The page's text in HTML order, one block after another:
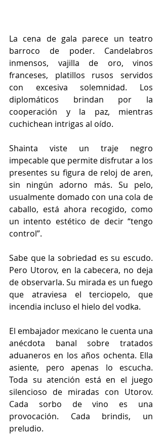
La cena de gala parece un teatro
barroco de poder. Candelabros
inmensos, vajilla de oro, vinos
franceses, platillos rusos servidos
con excesiva solemnidad. Los
diplomáticos brindan por la
cooperación y la paz, mientras
cuchichean intrigas al oído.
Shainta viste un traje negro
impecable que permite disfrutar a los
presentes su figura de reloj de aren,
sin ningún adorno más. Su pelo,
usualmente domado con una cola de
caballo, está ahora recogido, como
un intento estético de decir “tengo
control”.
Sabe que la sobriedad es su escudo.
Pero Utorov, en la cabecera, no deja
de observarla. Su mirada es un fuego
que atraviesa el terciopelo, que
incendia incluso el hielo del vodka.
El embajador mexicano le cuenta una
anécdota banal sobre tratados
aduaneros en los años ochenta. Ella
asiente, pero apenas lo escucha.
Toda su atención está en el juego
silencioso de miradas con Utorov.
Cada sorbo de vino es una
provocación. Cada brindis, un
preludio.